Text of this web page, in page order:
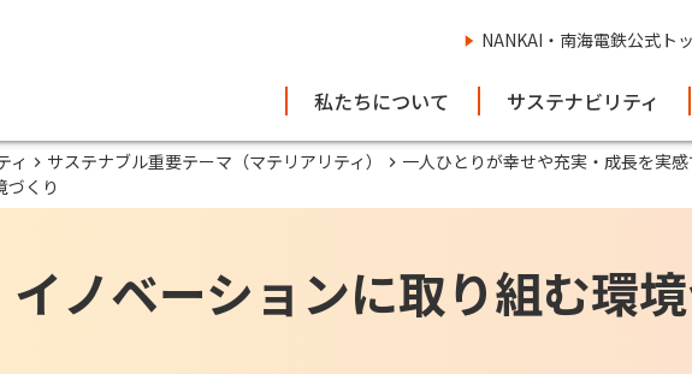
NANKAI・南海電鉄公式ト
私たちについて サステナビリティ
ィ サステナブル重要テーマ（マテリアリティ）
一人ひとりが幸せや充実・成長を実
づくり
イノベーションに取り組む環